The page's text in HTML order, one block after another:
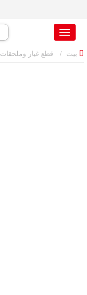
قطع غيار وملحقات